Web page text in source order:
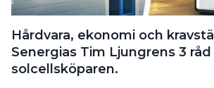
Hårdvara, ekonomi och
Senergias Tim Ljungrens 3
solcellsköparen.